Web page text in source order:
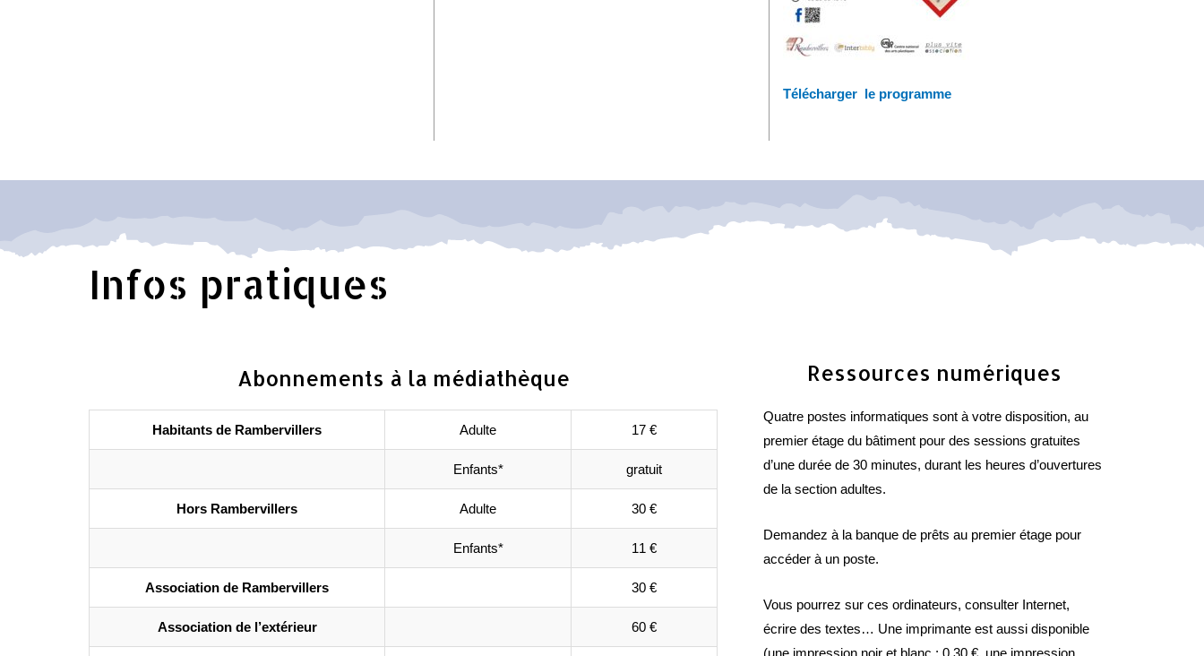
Télécharger le programme
Infos pratiques
Abonnements à la médiathèque
Habitants de Rambervillers Adulte 17 €
Enfants* gratuit
Hors Rambervillers Adulte 30 €
Enfants* 11 €
Association de Rambervillers 30 €
Association de l’extérieur 60 €
Ressources numériques
Quatre postes informatiques sont à votre disposition, au
premier étage du bâtiment pour des sessions gratuites
d’une durée de 30 minutes, durant les heures d’ouvertures
de la section adultes.
Demandez à la banque de prêts au premier étage pour
accéder à un poste.
Vous pourrez sur ces ordinateurs, consulter Internet,
écrire des textes… Une imprimante est aussi disponible
(une impression noir et blanc : 0,30 €, une impression